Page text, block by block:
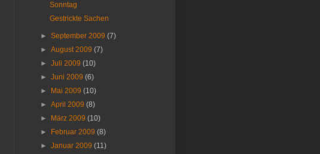
Sonntag
Gestrickte Sachen
►September 2009(7)
►August 2009(7)
►Juli 2009(10)
►Juni 2009(6)
►
Mai 2009(10)
►April 2009(8)
►
März 2009(10)
►
Februar 2009(8)
►Januar 2009(11)